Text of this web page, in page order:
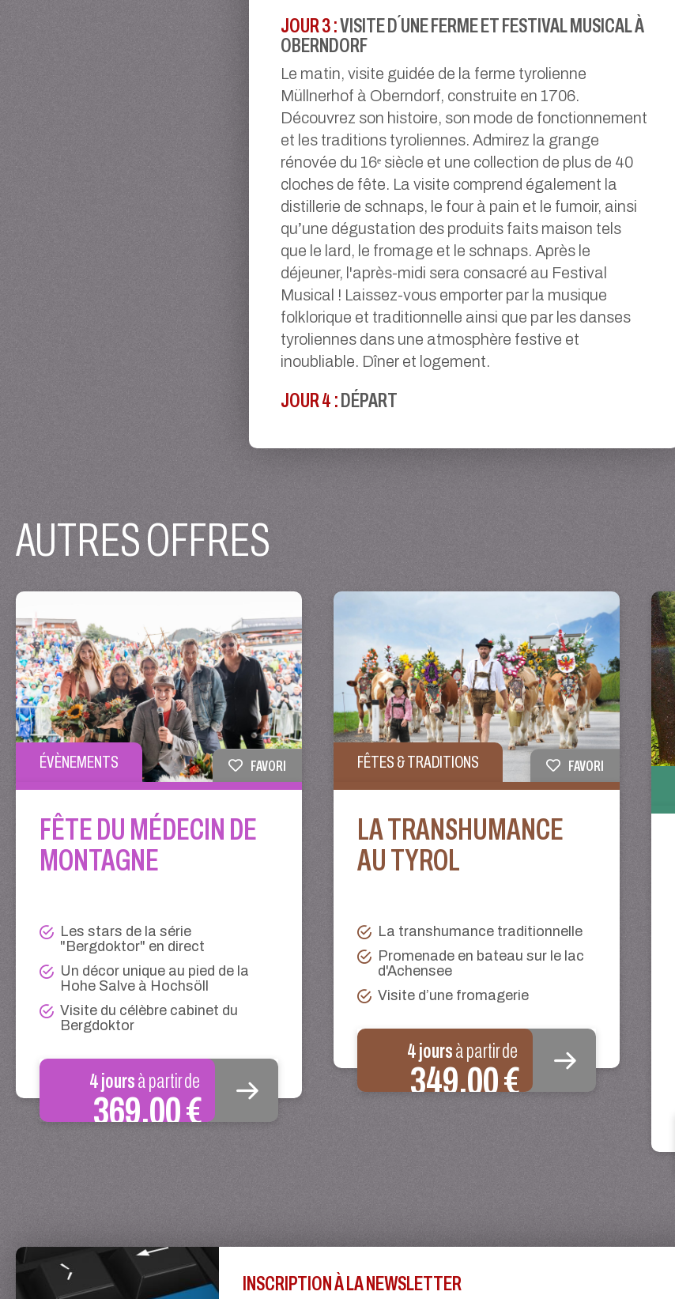
JOUR 3 :VISITE D´UNE FERME ET FESTIVAL MUSICAL À
OBERNDORF
Le matin, visite guidée de la ferme tyrolienne
Müllnerhof à Oberndorf, construite en 1706.
Découvrez son histoire, son mode de fonctionnement
et les traditions tyroliennes. Admirez la grange
rénovée du 16ᵉ siècle et une collection de plus de 40
cloches de fête. La visite comprend également la
distillerie de schnaps, le four à pain et le fumoir, ainsi
qu’une dégustation des produits faits maison tels
que le lard, le fromage et le schnaps. Après le
déjeuner, l'après-midi sera consacré au Festival
Musical ! Laissez-vous emporter par la musique
folklorique et traditionnelle ainsi que par les danses
tyroliennes dans une atmosphère festive et
inoubliable. Dîner et logement.
JOUR 4 :DÉPART
AUTRES OFFRES
ÉVÈNEMENTS FAVORI
FÊTE DU MÉDECIN DE
MONTAGNE
Les stars de la série
"Bergdoktor" en direct
Un décor unique au pied de la
Hohe Salve à Hochsöll
Visite du célèbre cabinet du
Bergdoktor
4 joursà partir de
369,00 €
FÊTES & TRADITIONS FAVORI
LA TRANSHUMANCE
AU TYROL
La transhumance traditionnelle
Promenade en bateau sur le lac
d'Achensee
Visite d’une fromagerie
4 joursà partir de
349,00 €
INSCRIPTION À LA NEWSLETTER